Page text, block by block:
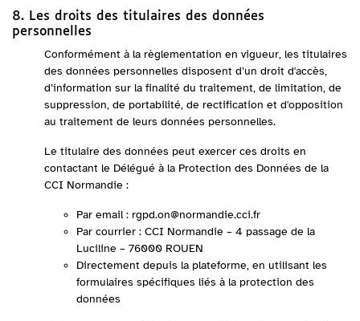
8. Les droits des titulaires des données
personnelles
Conformément à la règlementation en vigueur, les titulaires
des données personnelles disposent d’un droit d'accès,
d’information sur la finalité du traitement, de limitation, de
suppression, de portabilité, de rectification et d'opposition
au traitement de leurs données personnelles.
Le titulaire des données peut exercer ces droits en
contactant le Délégué à la Protection des Données de la
CCI Normandie :
Par email : rgpd.on@normandie.cci.fr
Par courrier : CCI Normandie – 4 passage de la
Luciline – 76000 ROUEN
Directement depuis la plateforme, en utilisant les
formulaires spécifiques liés à la protection des
données